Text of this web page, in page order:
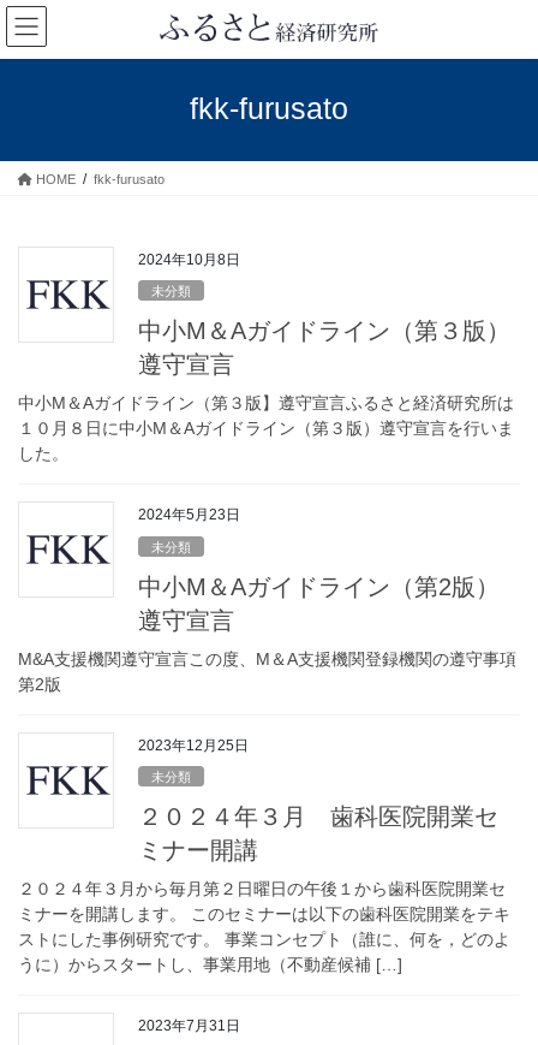
コ
ン
テ
ス
ナ
ビ
ゲ
ン
fkk-furusato
HOME fkk-furusato
2024年10月8日
未分類
中小M＆Aガイドライン（第３版）
遵守宣言
中小M＆Aガイドライン（第３版】遵守宣言ふるさと経済研究所は
１０月８日に中小M＆Aガイドライン（第３版）遵守宣言を行いま
した。
2024年5月23日
未分類
中小M＆Aガイドライン（第2版）
遵守宣言
M&A支援機関遵守宣言この度、M＆A支援機関登録機関の遵守事項
第2版
2023年12月25日
未分類
２０２４年３月 歯科医院開業セ
ミナー開講
２０２４年３月から毎月第２日曜日の午後１から歯科医院開業セ
ミナーを開講します。 このセミナーは以下の歯科医院開業をテキ
ストにした事例研究です。 事業コンセプト（誰に、何を，どのよ
うに）からスタートし、事業用地（不動産候補 […]
2023年7月31日